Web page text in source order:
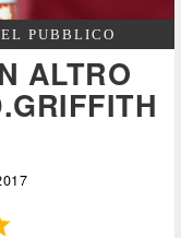
PUBBLICO
ALTRO